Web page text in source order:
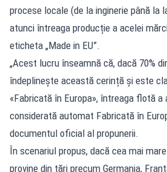
procese locale (de la inginerie până la
atunci întreaga producție a acelei
eticheta „Made in EU”.
„Acest lucru înseamnă că, dacă 70%
îndeplinește această cerință și este
«Fabricată în Europa», întreaga flotă
considerată automat Fabricată în
documentul oficial al propunerii.
În scenariul propus, dacă cea mai
provine din țări precum Germania,